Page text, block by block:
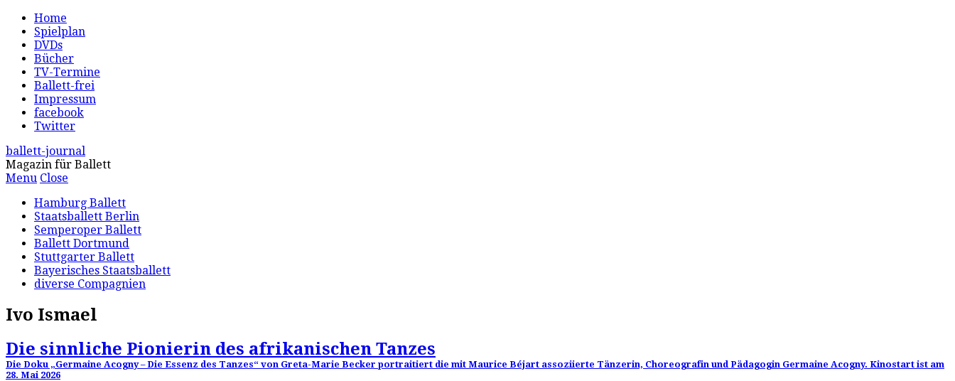
Home
Spielplan
DVDs
Bücher
TV-Termine
Ballett-frei
Impressum
facebook
Twitter
ballett-journal
Magazin für Ballett
Menu Close
Hamburg Ballett
Staatsballett Berlin
Semperoper Ballett
Ballett Dortmund
Stuttgarter Ballett
Bayerisches Staatsballett
diverse Compagnien
Ivo Ismael
Die sinnliche Pionierin des afrikanischen Tanzes
Die Doku „Germaine Acogny – Die Essenz des Tanzes“ von Greta-Marie Becker portraitiert die mit Maurice Béjart assoziierte Tänzerin, Choreografin und Pädagogin Germaine Acogny. Kinostart ist am
28. Mai 2026